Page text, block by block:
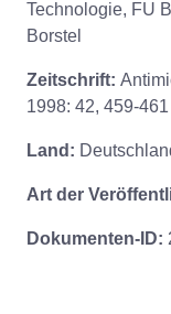
Technologie, FU
Borstel
Zeitschrift:
1998: 42, 459-461
Land:
Art der
Dokumenten-ID: